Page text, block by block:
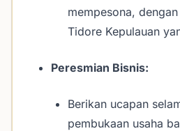
mempesona,
Tidore Kepulauan
Peresmian Bisnis:
Berikan ucapan
pembukaan usaha